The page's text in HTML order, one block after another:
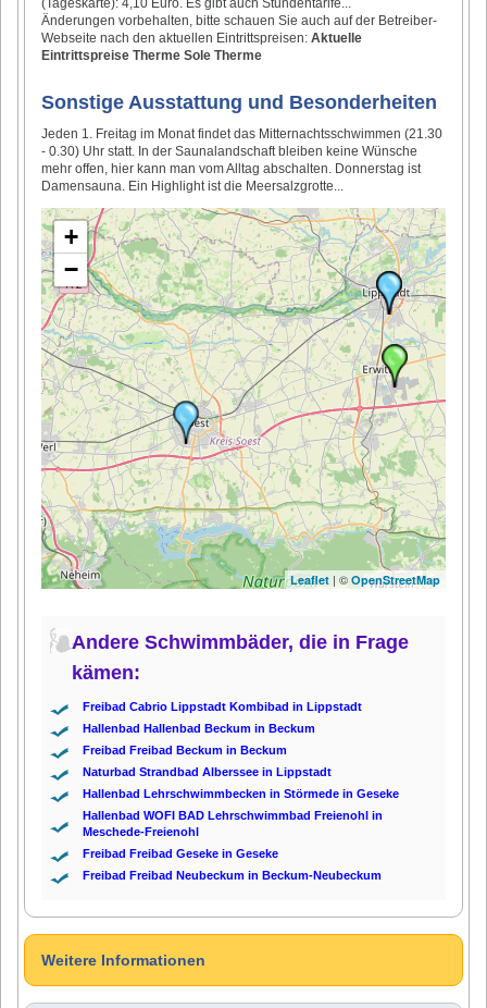
Änderungen vorbehalten, bitte schauen Sie auch auf der Betreiber-
Webseite nach den aktuellen Eintrittspreisen:Aktuelle
Eintrittspreise Therme Sole Therme
Sonstige Ausstattung und Besonderheiten
Jeden 1. Freitag im Monat findet das Mitternachtsschwimmen (21.30
- 0.30) Uhr statt. In der Saunalandschaft bleiben keine Wünsche
mehr offen, hier kann man vom Alltag abschalten. Donnerstag ist
Damensauna. Ein Highlight ist die Meersalzgrotte...
+
−
Leaflet| © OpenStreetMap
Andere Schwimmbäder, die in Frage
kämen:
Freibad Cabrio Lippstadt Kombibad in Lippstadt
Hallenbad Hallenbad Beckum in Beckum
Freibad Freibad Beckum in Beckum
Naturbad Strandbad Alberssee in Lippstadt
Hallenbad Lehrschwimmbecken in Störmede in Geseke
Hallenbad WOFI BAD Lehrschwimmbad Freienohl in
Meschede-Freienohl
Freibad Freibad Geseke in Geseke
Freibad Freibad Neubeckum in Beckum-Neubeckum
Weitere Informationen